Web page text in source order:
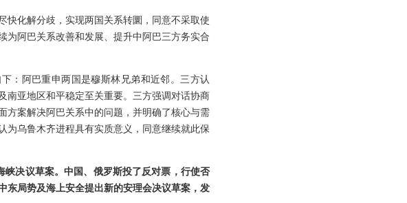
快化解分歧，实现两国关系转圜，同意不采取使
为阿巴关系改善和发展、提升中阿巴三方务实合
：阿巴重申两国是穆斯林兄弟和近邻。三方认
南亚地区和平稳定至关重要。三方强调对话协商
方案解决阿巴关系中的问题，并明确了核心与需
为乌鲁木齐进程具有实质意义，同意继续就此保
决议草案。中国、俄罗斯投了反对票，行使否
东局势及海上安全提出新的安理会决议草案，发